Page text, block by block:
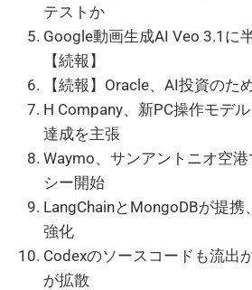
テストか
Google動画生成AI Veo 3.1に
【続報】
【続報】Oracle、AI投資のた
H Company、新PC操作モデ
達成を主張
Waymo、サンアントニオ空
シー開始
LangChainとMongoDBが提携
強化
Codexのソースコードも流出
が拡散